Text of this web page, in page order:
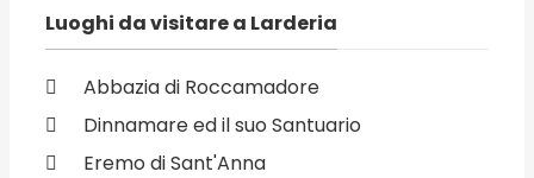
Luoghi da visitare a Larderia
Abbazia di Roccamadore
Dinnamare ed il suo Santuario
Eremo di Sant'Anna